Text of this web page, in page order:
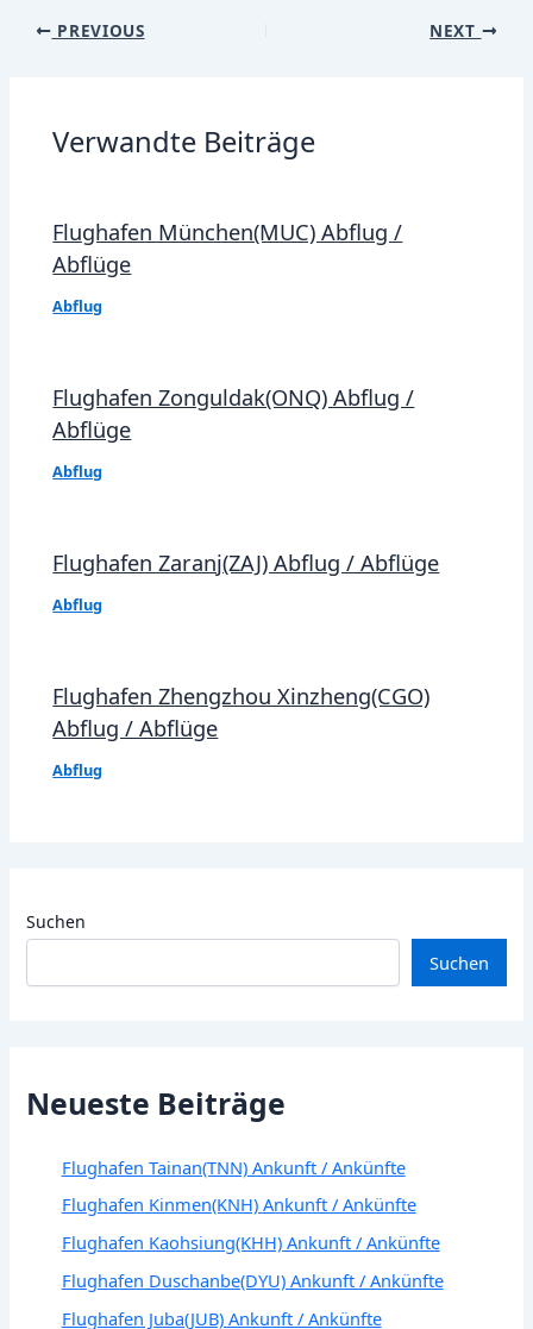
Post
PREVIOUS NEXT
Verwandte Beiträge
Flughafen München(MUC) Abflug /
Abflüge
Abflug
Flughafen Zonguldak(ONQ) Abflug /
Abflüge
Abflug
Flughafen Zaranj(ZAJ) Abflug / Abflüge
Abflug
Flughafen Zhengzhou Xinzheng(CGO)
Abflug / Abflüge
Abflug
Suchen
Suchen
Neueste Beiträge
Flughafen Tainan(TNN) Ankunft / Ankünfte
Flughafen Kinmen(KNH) Ankunft / Ankünfte
Flughafen Kaohsiung(KHH) Ankunft / Ankünfte
Flughafen Duschanbe(DYU) Ankunft / Ankünfte
Flughafen Juba(JUB) Ankunft / Ankünfte